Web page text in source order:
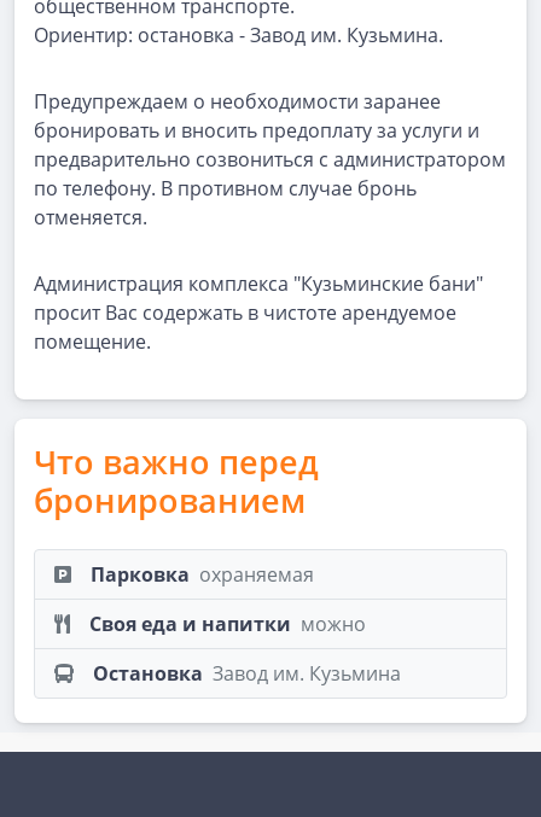
общественном транспорте.
Ориентир: остановка - Завод им. Кузьмина.
Предупреждаем о необходимости заранее
бронировать и вносить предоплату за услуги и
предварительно созвониться с администратором
по телефону. В противном случае бронь
отменяется.
Администрация комплекса "Кузьминские бани"
просит Вас содержать в чистоте арендуемое
помещение.
Что важно перед
бронированием
Парковка охраняемая
Своя еда и напитки можно
Остановка Завод им. Кузьмина